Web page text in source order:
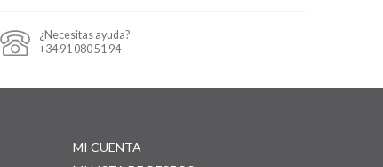
¿Necesitas ayuda?
+34 91 080 51 94
MI CUENTA